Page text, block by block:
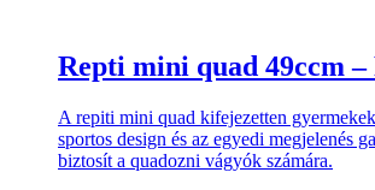
Repti mini quad 49ccm –
A repiti mini quad kifejezetten
sportos design és az egyedi megjelenés
biztosít a quadozni vágyók számára.